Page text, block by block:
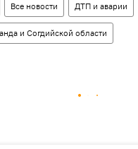
Все новости ДТП и аварии
и Согдийской области